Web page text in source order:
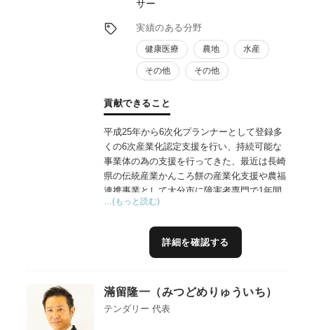
サー
実績のある分野
健康医療 農地 水産
その他 その他
貢献できること
平成25年から6次化プランナーとして登録多
くの6次産業化認定支援を行い、持続可能な
事業体の為の支援を行ってきた、最近は長崎
県の伝統産業かんころ餅の産業化支援や農福
連携事業として大分市に障害者専門で1年間
学べる農業系就農技術支援施設開設の支援や
源から有効成分（特許出願中）を抽出し商品
化の支援,地域資源を活用した農家レストラ
…(もっと読む)
詳細を確認する
滿留隆一（みつどめりゅういち）
テンダリー 代表